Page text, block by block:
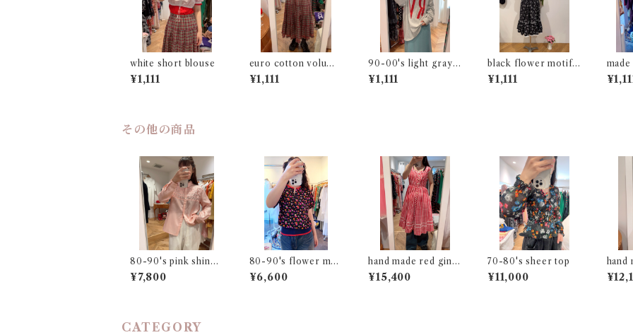
white short blouse
¥1,111
euro cotton volume
skirt
¥1,111
90-00's light gray l
ong sleeve t-shirt
¥1,111
black flower motif
gathered skirt
¥1,111
その他の商品
80-90's pink shiny
blouse
¥7,800
80-90's flower mot
if french sleeve top
¥6,600
hand made red ging
ham dress
¥15,400
70-80's sheer top
¥11,000
hand
otif
s
CATEGORY